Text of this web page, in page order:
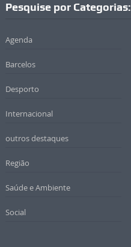
Pesquise por Categorias:
Agenda
Barcelos
Desporto
Internacional
outros destaques
Região
Saúde e Ambiente
Social